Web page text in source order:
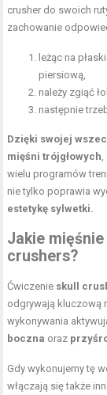
crusher do swoich
zachowanie
leżąc na
piersiową,
należy zgiąć
następnie
Dzięki swojej
mięśni trójgłowych,
wielu programów
nie tylko poprawia
estetykę sylwetki.
Jakie mięśnie
crushers?
Ćwiczenie skull
odgrywają kluczową
wykonywania
boczna oraz
Gdy wykonujemy tę
włączają się także